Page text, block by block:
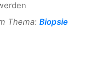
Thema: Biopsie